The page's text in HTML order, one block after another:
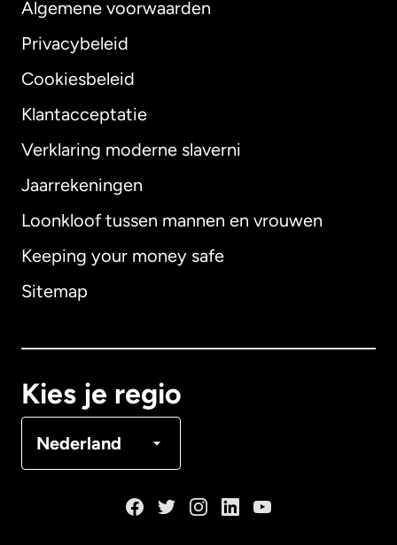
Algemene voorwaarden
Privacybeleid
Cookiesbeleid
Klantacceptatie
Verklaring moderne slaverni
Jaarrekeningen
Loonkloof tussen mannen en vrouwen
Keeping your money safe
Sitemap
Kies je regio
Nederland
Internationaal English
Australië